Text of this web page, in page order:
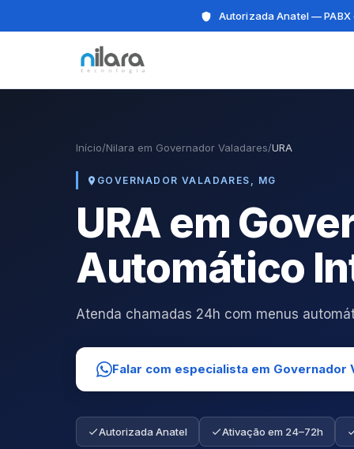
Autorizada Anatel —
Início/Nilara em Governador Valadares/URA
GOVERNADOR VALADARES, MG
URA em
Automático
Atenda chamadas 24h com menus
Falar com especialista em Governador
Autorizada Anatel Ativação em 24–72h